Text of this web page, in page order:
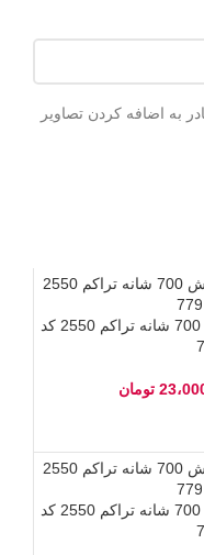
به اضافه کردن تصاویر
فرش 700 شانه تراکم 2550 کد
تومان
فرش 700 شانه تراکم 2550 کد